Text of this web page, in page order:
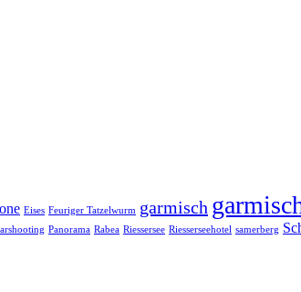
Eises Feuriger Tatzelwurm garmisch
Panorama Rabea Riessersee Riesserseehotel samerberg